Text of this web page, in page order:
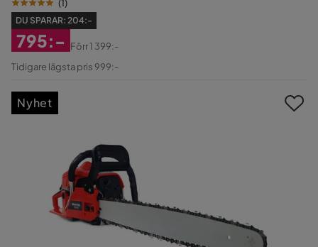
(1)
DU SPARAR: 204:-
Rabatterat
795:-
Original
Förr1 399:-
Tidigare lägsta pris 999:-
Nyhet